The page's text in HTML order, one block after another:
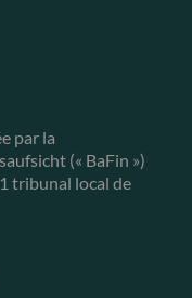
par la
(« BaFin »)
tribunal local de